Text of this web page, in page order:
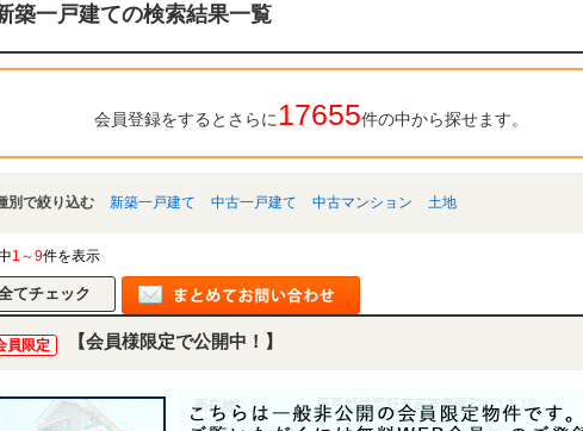
築一戸建ての検索結果一覧
会員登録をするとさらに 17655件の中から探せます。
別で絞り込む 新築一戸建て 中古一戸建て 中古マンション 土地
1～9件を表示
員限定 【会員様限定で公開中！】